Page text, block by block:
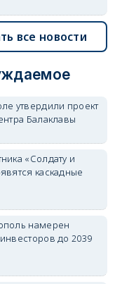
все новости
утвердили проект
Балаклавы
«Солдату и
каскадные
намерен
до 2039